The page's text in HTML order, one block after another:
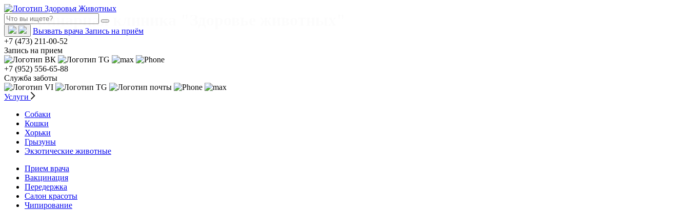
Вызвать врача Запись на приём
+7 (473) 211-00-52
Запись на прием
+7 (952) 556-65-88
Служба заботы
Услуги
Собаки
Кошки
Хорьки
Грызуны
Экзотические животные
Прием врача
Вакцинация
Передержка
Салон красоты
Чипирование
Ветеринарная клиника "Здоровье животных"